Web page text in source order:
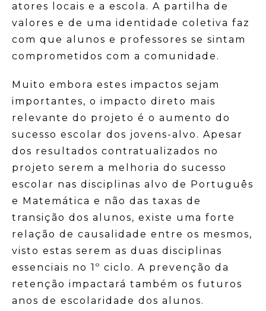
atores locais e a escola. A partilha de
valores e de uma identidade coletiva faz
com que alunos e professores se sintam
comprometidos com a comunidade.
Muito embora estes impactos sejam
importantes, o impacto direto mais
relevante do projeto é o aumento do
sucesso escolar dos jovens-alvo. Apesar
dos resultados contratualizados no
projeto serem a melhoria do sucesso
escolar nas disciplinas alvo de Português
e Matemática e não das taxas de
transição dos alunos, existe uma forte
relação de causalidade entre os mesmos,
visto estas serem as duas disciplinas
essenciais no 1º ciclo. A prevenção da
retenção impactará também os futuros
anos de escolaridade dos alunos.